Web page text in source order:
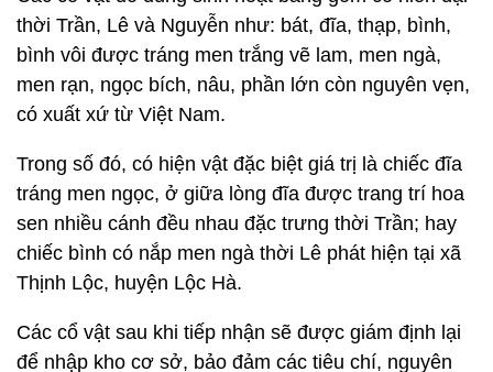
thời Trần, Lê và Nguyễn như: bát, đĩa, thạp, bình,
bình vôi được tráng men trắng vẽ lam, men ngà,
men rạn, ngọc bích, nâu, phần lớn còn nguyên vẹn,
có xuất xứ từ Việt Nam.
Trong số đó, có hiện vật đặc biệt giá trị là chiếc đĩa
tráng men ngọc, ở giữa lòng đĩa được trang trí hoa
sen nhiều cánh đều nhau đặc trưng thời Trần; hay
chiếc bình có nắp men ngà thời Lê phát hiện tại xã
Thịnh Lộc, huyện Lộc Hà.
Các cổ vật sau khi tiếp nhận sẽ được giám định lại
để nhập kho cơ sở, bảo đảm các tiêu chí, nguyên